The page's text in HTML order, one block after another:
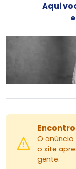
Espaço
Pub
Vista
Localização
Bairro
infraestrutura
Aqui
O
o site
gente.